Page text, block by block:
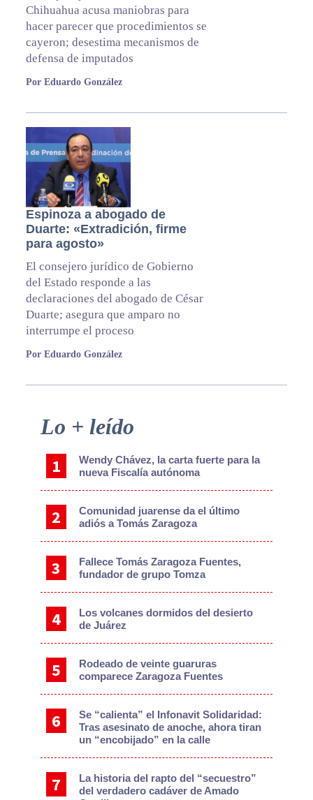
Chihuahua acusa maniobras para
hacer parecer que procedimientos se
cayeron; desestima mecanismos de
defensa de imputados
Por Eduardo González
Espinoza a abogado de
Duarte: «Extradición, firme
para agosto»
El consejero jurídico de Gobierno
del Estado responde a las
declaraciones del abogado de César
Duarte; asegura que amparo no
interrumpe el proceso
Por Eduardo González
Primary
Sidebar
Lo + leído
Wendy Chávez, la carta fuerte para la
nueva Fiscalía autónoma
Comunidad juarense da el último
adiós a Tomás Zaragoza
Fallece Tomás Zaragoza Fuentes,
fundador de grupo Tomza
Los volcanes dormidos del desierto
de Juárez
Rodeado de veinte guaruras
comparece Zaragoza Fuentes
Se “calienta” el Infonavit Solidaridad:
Tras asesinato de anoche, ahora tiran
un “encobijado” en la calle
La historia del rapto del “secuestro”
del verdadero cadáver de Amado